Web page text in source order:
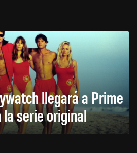
llegará a Prime
serie original